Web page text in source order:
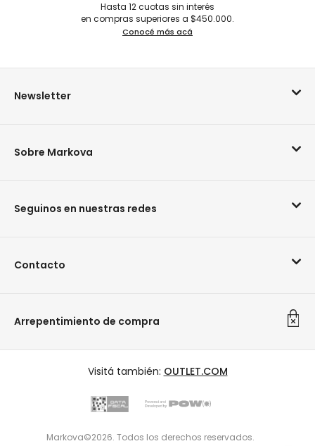
Hasta 12 cuotas sin interés
en compras superiores a $450.000.
Conocé más acá
Newsletter
Sobre Markova
Seguinos en nuestras redes
Contacto
Arrepentimiento de compra
Visitá también: OUTLET.COM
Markova©2026. Todos los derechos reservados.